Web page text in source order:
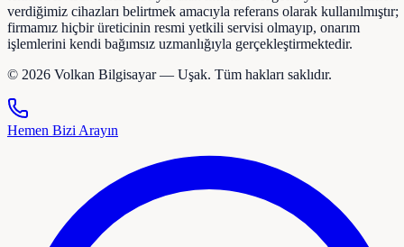
verdiğimiz cihazları belirtmek amacıyla referans olarak kullanılmıştır;
firmamız hiçbir üreticinin resmi yetkili servisi olmayıp, onarım
işlemlerini kendi bağımsız uzmanlığıyla gerçekleştirmektedir.
© 2026 Volkan Bilgisayar — Uşak. Tüm hakları saklıdır.
Hemen Bizi Arayın